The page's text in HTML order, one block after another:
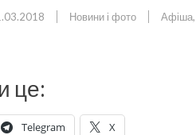
Новини і фото Афіша,
це:
Telegram X